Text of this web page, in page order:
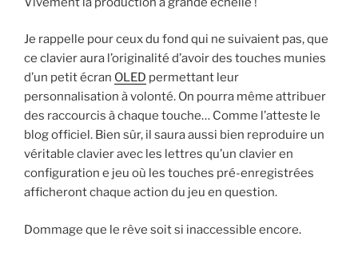
Je rappelle pour ceux du fond qui ne suivaient pas, que
ce clavier aura l’originalité d’avoir des touches munies
d’un petit écran OLED permettant leur
personnalisation à volonté. On pourra même attribuer
des raccourcis à chaque touche… Comme l’atteste le
blog officiel. Bien sûr, il saura aussi bien reproduire un
véritable clavier avec les lettres qu’un clavier en
configuration e jeu où les touches pré-enregistrées
afficheront chaque action du jeu en question.
Dommage que le rêve soit si inaccessible encore.